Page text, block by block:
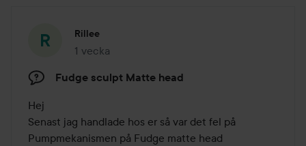
Rillee
1 vecka
Inlägget skapades 1 vecka
Fudge sculpt Matte head
Hej
Senast jag handlade hos er så var det fel på
Pumpmekanismen på Fudge matte head